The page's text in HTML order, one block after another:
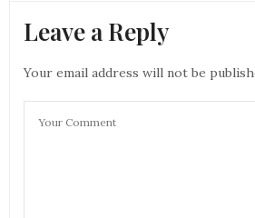
Leave a Reply
Your email address will not be